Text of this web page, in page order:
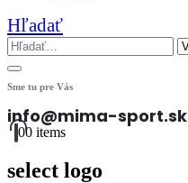
Hľadať
Sme tu pre Vás
info@mima-sport.sk
00 items
select logo